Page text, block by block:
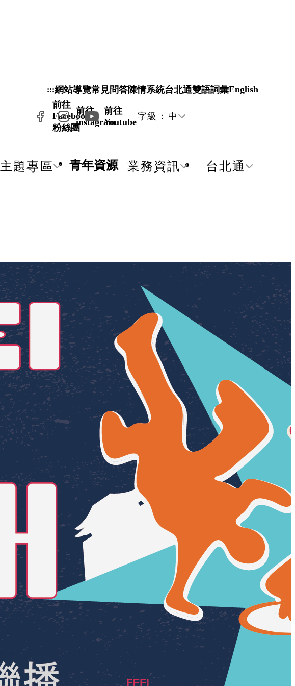
:::網站導覽常見問答陳情系統台北通雙語詞彙English
前往
Facebook
粉絲團
前往
instagram
前往
Youtube
字級： 中
主題專區 青年資源 業務資訊 台北通